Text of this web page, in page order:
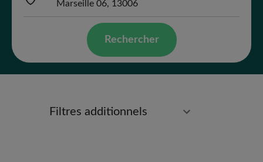
Rechercher
Filtres additionnels